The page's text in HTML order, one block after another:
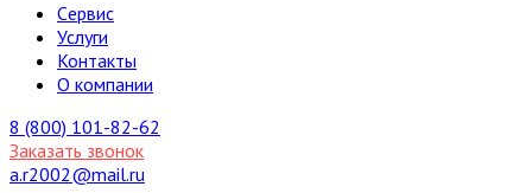
Cервис
Услуги
Контакты
О компании
8 (800) 101-82-62
Заказать звонок
a.r2002@mail.ru